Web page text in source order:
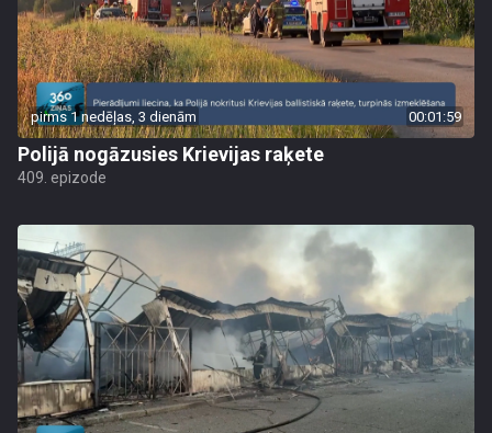
pirms 1 nedēļas, 3 dienām 00:01:59
Polijā nogāzusies Krievijas raķete
409. epizode